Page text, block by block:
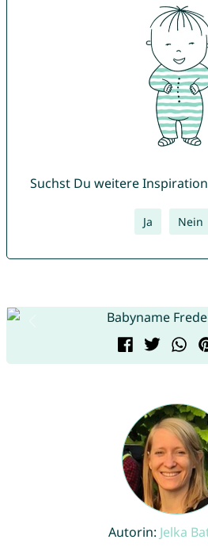
Suchst Du weitere
Ja Nein
Autorin: Jelka